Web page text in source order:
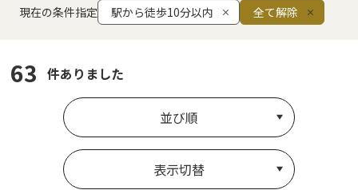
現在の条件指定 駅から徒歩10分以内 全て解除
63 件ありました
並び順
表示切替